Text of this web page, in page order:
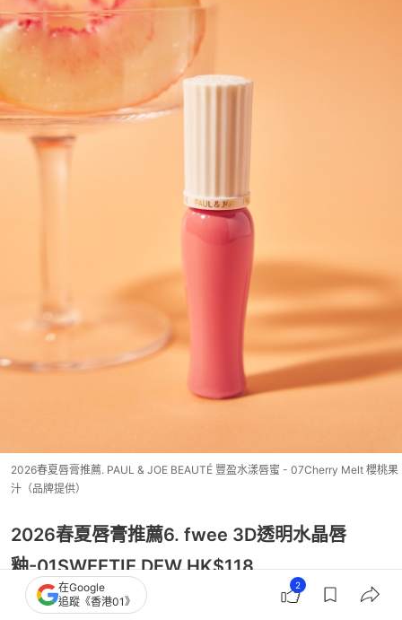
2026春夏唇膏推薦. PAUL & JOE BEAUTÉ 豐盈水漾唇蜜 - 07Cherry Melt 櫻桃果
汁（品牌提供）
2026春夏唇膏推薦6. fwee 3D透明水晶唇
釉-01SWEETIE DEW HK$118
立即購買： Oliveyoung
在Google
追蹤《香港01》
2